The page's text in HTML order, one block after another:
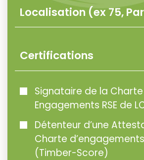
Certifications
Signataire de la
Engagements RSE de
Détenteur d’une
Charte d’engagements
(Timber-Score)